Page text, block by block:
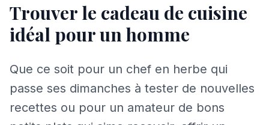
Trouver le cadeau de cuisine
idéal pour un homme
Que ce soit pour un chef en herbe qui
passe ses dimanches à tester de nouvelles
recettes ou pour un amateur de bons